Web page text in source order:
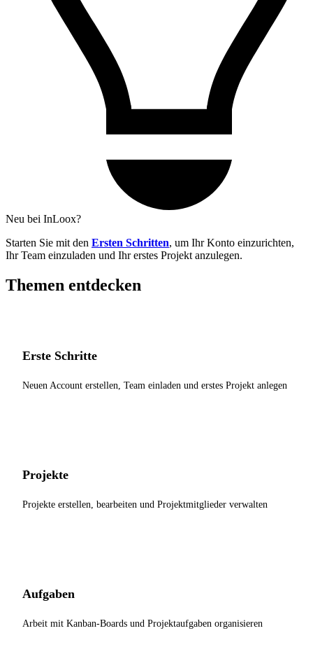
Neu bei InLoox?
Starten Sie mit den Ersten Schritten, um Ihr Konto einzurichten,
Ihr Team einzuladen und Ihr erstes Projekt anzulegen.
Themen entdecken
Erste Schritte
Neuen Account erstellen, Team einladen und erstes Projekt anlegen
Projekte
Projekte erstellen, bearbeiten und Projektmitglieder verwalten
Aufgaben
Arbeit mit Kanban-Boards und Projektaufgaben organisieren